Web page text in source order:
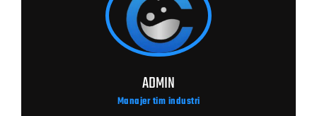
ADMIN
Manajer tim industri